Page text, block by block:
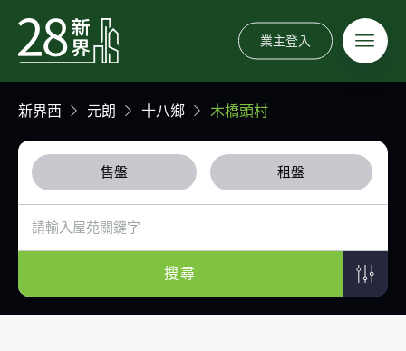
業主登入
新界西 元朗 十八鄉 木橋頭村
售盤 租盤
搜尋